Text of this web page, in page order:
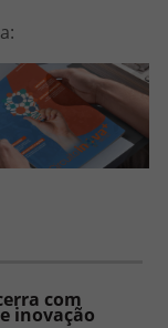
com
inovação